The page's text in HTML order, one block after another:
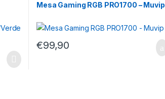
Mesa Gaming RGB PRO1700 – Muvip
€99,90